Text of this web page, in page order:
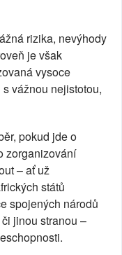
rizika, nevýhody
je však
vysoce
vážnou nejistotou,
pokud jde o
zorganizování
– ať už
států
spojených národů
jinou stranou –